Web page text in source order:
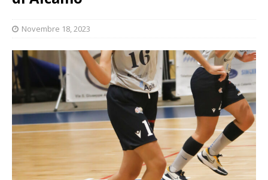
Novembre 18, 2023